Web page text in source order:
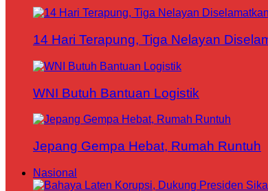
14 Hari Terapung, Tiga Nelayan
WNI Butuh Bantuan Logistik
Jepang Gempa Hebat, Rumah Runtuh
Nasional